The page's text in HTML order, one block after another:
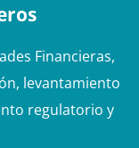
Financieras,
levantamiento
regulatorio y